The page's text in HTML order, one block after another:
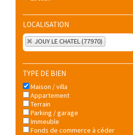
LOCALISATION
JOUY LE CHATEL (77970)
TYPE DE BIEN
Maison / villa
Appartement
Terrain
Parking / garage
Immeuble
Fonds de commerce à céder